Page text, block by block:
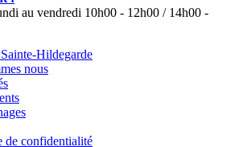
au vendredi 10h00 - 12h00 / 14h00 -
Hildegarde
nous
de confidentialité